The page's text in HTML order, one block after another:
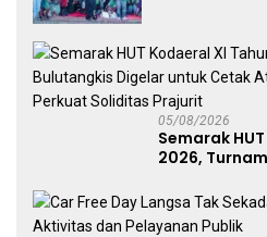
05/08/2026
Semarak
2026,
Perkuat